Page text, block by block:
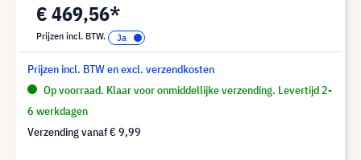
€ 469,56*
Prijzen incl. BTW.
Prijzen incl. BTW en excl. verzendkosten
Op voorraad. Klaar voor onmiddellijke verzending. Levertijd 2-
6 werkdagen
Verzending vanaf€ 9,99